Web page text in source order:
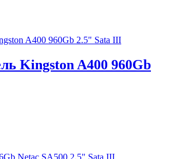
Kingston A400 960Gb